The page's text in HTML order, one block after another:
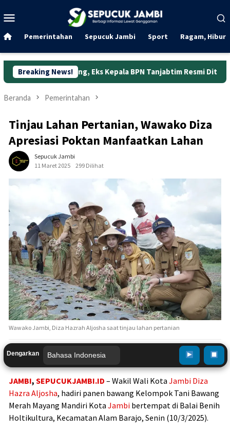
ke
Mobile
Pemerintahan Sepucuk Jambi Sport Ragam,
Breaking News!
Eks Kepala BPN Tanjabtim Resmi Ditahan
Beranda Pemerintahan
Tinjau Lahan Pertanian, Wawako Diza
Apresiasi Poktan Manfaatkan Lahan
Sepucuk Jambi
11 Maret 2025
299 Dilihat
Wawako Jambi, Diza Hazrah Aljosha saat tinjau lahan pertanian
Dengarkan
JAMBI, SEPUCUKJAMBI.ID – Wakil Wali Kota Jambi Diza
Hazra Aljosha, hadiri panen bawang Kelompok Tani Bawang
Merah Mayang Mandiri Kota Jambi bertempat di Balai Benih
Holtikultura, Kecamatan Alam Barajo, Senin (10/3/2025).